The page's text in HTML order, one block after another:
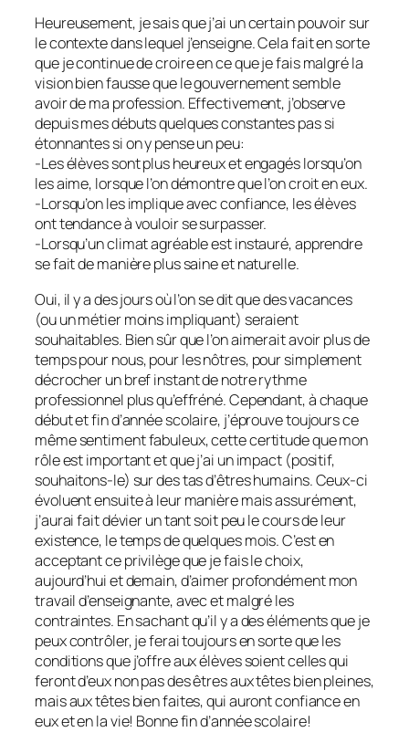
Heureusement, je sais que j’ai un certain pouvoir sur
le contexte dans lequel j’enseigne. Cela fait en sorte
que je continue de croire en ce que je fais malgré la
vision bien fausse que le gouvernement semble
avoir de ma profession. Effectivement, j’observe
depuis mes débuts quelques constantes pas si
étonnantes si on y pense un peu:
-Les élèves sont plus heureux et engagés lorsqu’on
les aime, lorsque l’on démontre que l’on croit en eux.
-Lorsqu’on les implique avec confiance, les élèves
ont tendance à vouloir se surpasser.
-Lorsqu’un climat agréable est instauré, apprendre
se fait de manière plus saine et naturelle.
Oui, il y a des jours où l’on se dit que des vacances
(ou un métier moins impliquant) seraient
souhaitables. Bien sûr que l’on aimerait avoir plus de
temps pour nous, pour les nôtres, pour simplement
décrocher un bref instant de notre rythme
professionnel plus qu’effréné. Cependant, à chaque
début et fin d’année scolaire, j’éprouve toujours ce
même sentiment fabuleux, cette certitude que mon
rôle est important et que j’ai un impact (positif,
souhaitons-le) sur des tas d’êtres humains. Ceux-ci
évoluent ensuite à leur manière mais assurément,
j’aurai fait dévier un tant soit peu le cours de leur
existence, le temps de quelques mois. C’est en
acceptant ce privilège que je fais le choix,
aujourd’hui et demain, d’aimer profondément mon
travail d’enseignante, avec et malgré les
contraintes. En sachant qu’il y a des éléments que je
peux contrôler, je ferai toujours en sorte que les
conditions que j’offre aux élèves soient celles qui
feront d’eux non pas des êtres aux têtes bien pleines,
mais aux têtes bien faites, qui auront confiance en
eux et en la vie! Bonne fin d’année scolaire!